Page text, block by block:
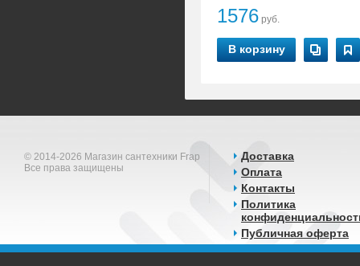
1576 руб.
В корзину
© 2014-2026 Магазин сантехники Frap
Все права защищены
Доставка
Оплата
Контакты
Политика
Публичная оферта